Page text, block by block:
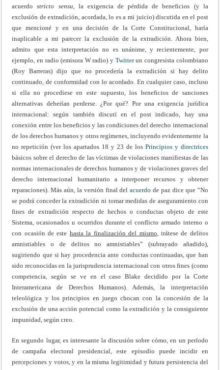
acuerdostricto sensu, la exigencia de pérdida de beneficios (y la
exclusión de extradición, acordada, lo es a mi juicio) discutida en el post
que mencioné y en una decisión de la Corte Constitucional, haría
inaplicable a mi parecer la exclusión de la extradición. Ahora bien,
admito que esta interpretación no es unánime, y recientemente, por
ejemplo, en radio (emisora W radio) y Twitterun congresista colombiano
(Roy Barreras) dijo que no procedería la extradición si hay delito
continuado, de conformidad con lo acordado. En cualquier caso, incluso
si ella no procediese en este supuesto, los beneficios de sanciones
alternativas deberían perderse. ¿Por qué? Por una exigencia jurídica
internacional: según también discutí en el post indicado, hay una
conexión entre los beneficios y las condiciones del derecho internacional
de los derechos humanos y otros regímenes, incluyendo evidentemente la
no repetición (ver los apartados 18 y 23 de los Principios y directrices
básicos sobre el derecho de las víctimas de violaciones manifiestas de las
normas internacionales de derechos humanos y de violaciones graves del
derecho internacional humanitario a interponer recursos y obtener
reparaciones). Más aún, la versión final delacuerdo de paz dice que “No
se podrá conceder la extradición ni tomar medidas de aseguramiento con
fines de extradición respecto de hechos o conductas objeto de este
Sistema, ocasionados u ocurridos durante el conflicto armado interno o
con ocasión de este hasta la finalización del mismo, trátese de delitos
amnistiables o de delitos no amnistiables” (subrayado añadido),
sugiriendo que si hay procedencia ante conductas continuadas, que han
sido reconocidas en la jurisprudencia internacional con otros fines (como
competencia, según se ve en el caso Blake decidido por la Corte
Interamericana de Derechos Humanos). Además, la interpretación
teleológica y los principios en juego chocan con la concesión de la
exclusión de una acción potencial como la extradición y la consiguiente
impunidad, según creo.
En segundo lugar, es interesante la discusión sobre cómo, en un período
de campaña electoral presidencial, este episodio puede incidir en
percepciones y votos, y en la misma legitimidad y futura persistencia del